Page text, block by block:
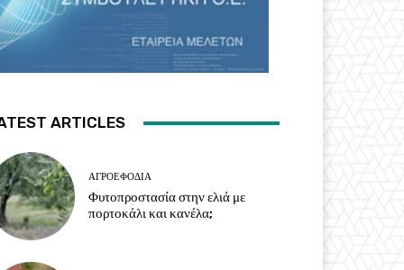
ARTICLES
ΑΓΡΟΕΦΌΔΙΑ
Φυτοπροστασία στην ελιά με
πορτοκάλι και κανέλα;